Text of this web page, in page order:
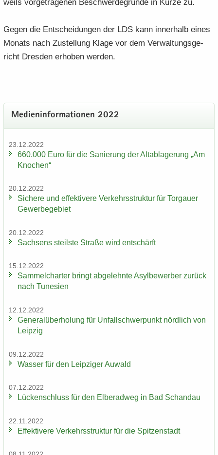
weils vor­ge­tra­ge­nen Be­schwer­de­grün­de in Kürze zu.
Gegen die Ent­schei­dun­gen der LDS kann in­ner­halb eines
Mo­nats nach Zu­stel­lung Klage vor dem Ver­wal­tungs­ge­
richt Dres­den er­ho­ben wer­den.
Me­di­en­in­for­ma­tio­nen 2022
23.12.2022
660.000 Euro für die Sa­nie­rung der Alt­ab­la­ge­rung „Am
Kno­chen“
20.12.2022
Si­che­re und ef­fek­ti­ve­re Ver­kehrs­struk­tur für Tor­gau­er
Ge­wer­be­ge­biet
20.12.2022
Sach­sens steils­te Stra­ße wird ent­schärft
15.12.2022
Sam­mel­char­ter bringt ab­ge­lehn­te Asyl­be­wer­ber zu­rück
nach Tu­ne­si­en
12.12.2022
Ge­ne­ral­über­ho­lung für Un­fall­schwer­punkt nörd­lich von
Leip­zig
09.12.2022
Was­ser für den Leip­zi­ger Au­wald
07.12.2022
Lü­cken­schluss für den El­be­rad­weg in Bad Schand­au
22.11.2022
Ef­fek­ti­ve­re Ver­kehrs­struk­tur für die Spit­zen­stadt